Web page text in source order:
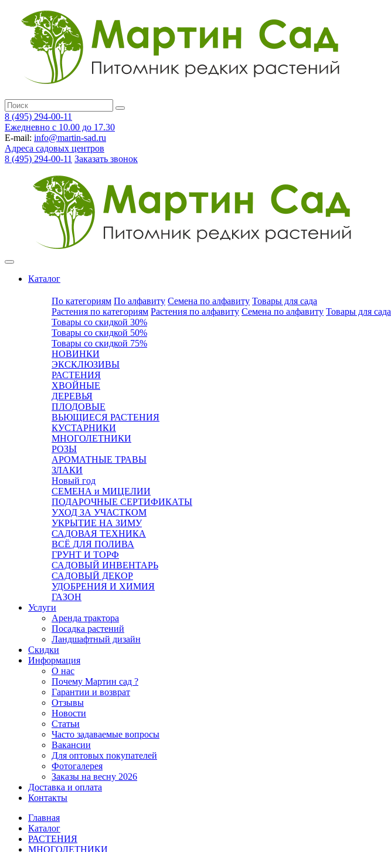
8 (495) 294-00-11
Ежедневно с 10.00 до 17.30
E-mail: info@martin-sad.ru
Адреса садовых центров
8 (495) 294-00-11 Заказать звонок
Каталог
По категориям По алфавиту Семена по алфавиту Товары для сада
Растения по категориям Растения по алфавиту Семена по алфавиту Товары для сада
Товары со скидкой 30%
Товары со скидкой 50%
Товары со скидкой 75%
НОВИНКИ
ЭКСКЛЮЗИВЫ
РАСТЕНИЯ
ХВОЙНЫЕ
ДЕРЕВЬЯ
ПЛОДОВЫЕ
ВЬЮЩИЕСЯ РАСТЕНИЯ
КУСТАРНИКИ
МНОГОЛЕТНИКИ
РОЗЫ
АРОМАТНЫЕ ТРАВЫ
ЗЛАКИ
Новый год
СЕМЕНА и МИЦЕЛИИ
ПОДАРОЧНЫЕ СЕРТИФИКАТЫ
УХОД ЗА УЧАСТКОМ
УКРЫТИЕ НА ЗИМУ
САДОВАЯ ТЕХНИКА
ВСЁ ДЛЯ ПОЛИВА
ГРУНТ И ТОРФ
САДОВЫЙ ИНВЕНТАРЬ
САДОВЫЙ ДЕКОР
УДОБРЕНИЯ И ХИМИЯ
ГАЗОН
Услуги
Аренда трактора
Посадка растений
Ландшафтный дизайн
Скидки
Информация
О нас
Почему Мартин сад ?
Гарантии и возврат
Отзывы
Новости
Статьи
Часто задаваемые вопросы
Вакансии
Для оптовых покупателей
Фотогалерея
Заказы на весну 2026
Доставка и оплата
Контакты
Главная
Каталог
РАСТЕНИЯ
МНОГОЛЕТНИКИ